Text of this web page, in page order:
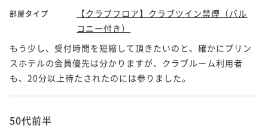
部屋タイプ
【クラブフロア】クラブツイン禁煙（バル
コニー付き）
もう少し、受付時間を短縮して頂きたいのと、確かにプリン
スホテルの会員優先は分かりますが、クラブルーム利用者
も、20分以上待たされたのには参りました。
50代前半